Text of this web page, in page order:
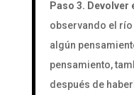
Paso 3. Devolver
observando el
algún
pensamiento,
después de